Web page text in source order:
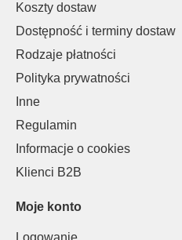
Koszty dostaw
Dostępność i terminy dostaw
Rodzaje płatności
Polityka prywatności
Inne
Regulamin
Informacje o cookies
Klienci B2B
Moje konto
Logowanie